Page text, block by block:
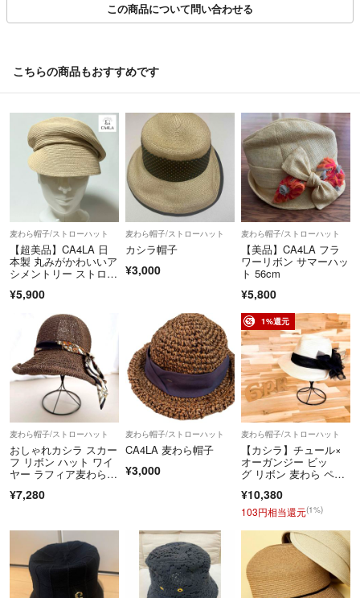
商品画像はできる限り現品を再現するよう心がけておりますが、ご利用
商品状態は掲載前に十分な確認を行っておりますが、重大な見落としが
ございました際はご返品を承ります。サイズが合わない、イメージが違
う、間違えた等お客様都合での返品はお受けしておりません。
・ご注文の商品と異なる商品が届いた場合
・商品状態が商品説明と著しく異なる場合
はご返品をお受けしております。
商品到着から5日以内にご連絡、返品受付後5日以内に当店に商品をご
返送ください。期限を過ぎた場合、初期不良等の場合でも対応いたしか
ねます。 必ず商品を受け取られた際に状態の確認をお願いいたしま
す。
クリーニングやアフターサービス代等の商品代金以上のご請求、不良品
の場合の一部返金での対応などはお受けできません。
Cランク以下の商品については、いかなる理由でもご返品をお断りさせ
ていただいております。
当アカウントはラクマ公式パートナーです。
◆特商法：https://fril.jp/ts/official/law/vtr/
◆返品特約：https://fril.jp/ts/official/law/vtr/#return_policy
◆適格請求書発行事業者登録番号：T4260002013524
この商品について問い合わせる
こちらの商品もおすすめです
麦わら帽子/ストローハット
【超美品】CA4LA 日
本製 丸みがかわいいア
シメントリー ストロー
¥5,900
麦わら帽子/ストローハット
カシラ帽子
¥3,000
麦わら帽子/ストローハット
【美品】CA4LA フラ
ワーリボン サマーハッ
ト 56cm
¥5,800
麦わら帽子/ストローハット
おしゃれカシラ スカー
フ リボン ハット ワイ
ヤー ラフィア麦わら帽
¥7,280
麦わら帽子/ストローハット
CA4LA 麦わら帽子
¥3,000
1%還元
麦わら帽子/ストローハット
【カシラ】チュール×
オーガンジー ビッ
グ リボン 麦わら ペー
¥10,380
103円相当還元(1%)